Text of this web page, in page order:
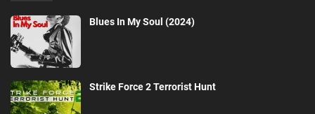
Blues In My Soul (2024)
Strike Force 2 Terrorist Hunt